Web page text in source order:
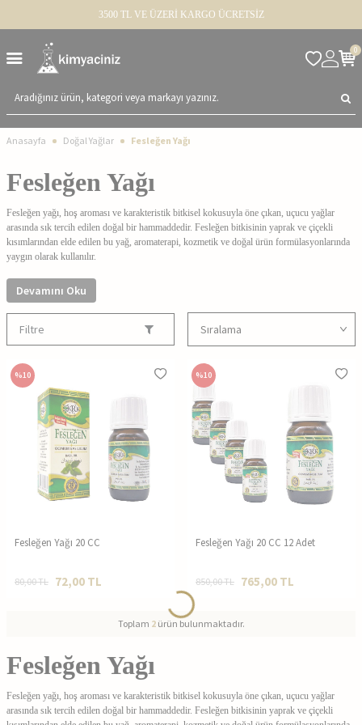
3500 TL VE ÜZERİ KARGO ÜCRETSİZ
0
Anasayfa Doğal Yağlar Fesleğen Yağı
Fesleğen Yağı
Fesleğen yağı, hoş aroması ve karakteristik bitkisel kokusuyla öne çıkan, uçucu yağlar
arasında sık tercih edilen doğal bir hammaddedir. Fesleğen bitkisinin yaprak ve çiçekli
kısımlarından elde edilen bu yağ, aromaterapi, kozmetik ve doğal ürün formülasyonlarında
yaygın olarak kullanılır.
Fesleğen Yağı Nedir?
Aromaterapi uygulamaları
Masaj yağı karışımları
Cilt bakım ürünleri
Saç bakım yağları ve serumlar
Sabun ve doğal kozmetik üretimi
Mum, oda kokusu ve tütsü yapımı
Aromaterapi ve Koku Uygulamaları
Okaliptus yağı
Kozmetik ve Cilt Bakım Ürünlerinde Kullanımı
Devamını Oku
Filtre
%10
Fesleğen Yağı 20 CC
80,00TL 72,00 TL
%10
Fesleğen Yağı 20 CC 12 Adet
850,00TL 765,00 TL
Toplam 2ürün bulunmaktadır.
Fesleğen Yağı
Fesleğen yağı, hoş aroması ve karakteristik bitkisel kokusuyla öne çıkan, uçucu yağlar
arasında sık tercih edilen doğal bir hammaddedir. Fesleğen bitkisinin yaprak ve çiçekli